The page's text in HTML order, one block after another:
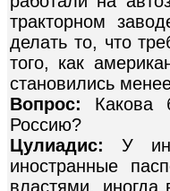
тракторном
делать то, что
того, как
становились
Вопрос: Какова
Россию?
Цулиадис:У
иностранные
властями,